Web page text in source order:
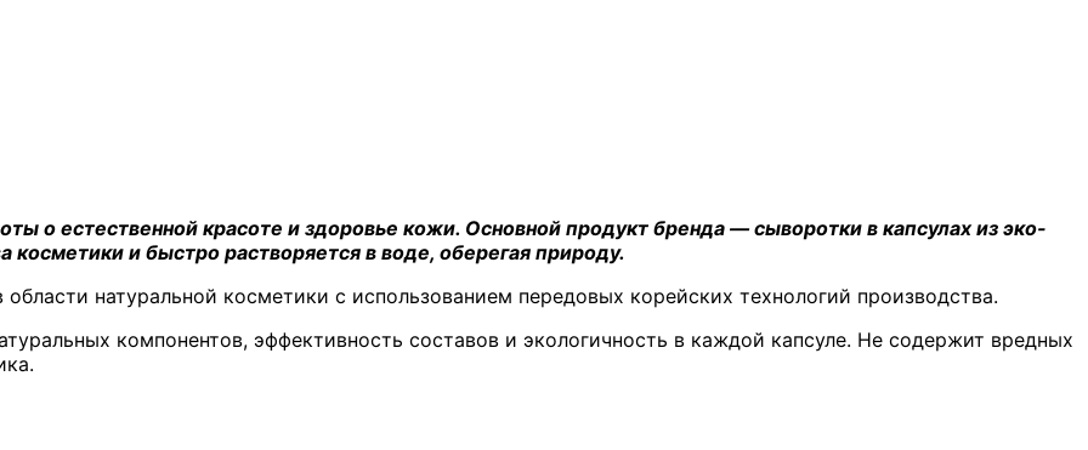
о естественной красоте и здоровье кожи. Основной продукт бренда — сыворотки в капсулах из эко-
и быстро растворяется в воде, оберегая природу.
натуральной косметики с использованием передовых корейских технологий производства.
компонентов, эффективность составов и экологичность в каждой капсуле. Не содержит вредных